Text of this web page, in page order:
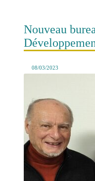
Nouveau
08/03/2023